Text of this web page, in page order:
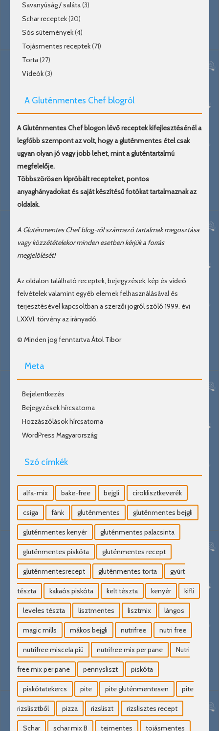
Savanyúság / saláta(3)
Schar receptek(20)
Sós sütemények(4)
Tojásmentes receptek(71)
Torta(27)
Videók(3)
A Gluténmentes Chef blogról
A Gluténmentes Chef blogon lévő receptek kifejlesztésénél a
legfőbb szempont az volt, hogy a gluténmentes étel csak
ugyan olyan jó vagy jobb lehet, mint a gluténtartalmú
megfelelője.
Többszörösen kipróbált recepteket, pontos
anyaghányadokat és saját készítésű fotókat tartalmaznak az
oldalak.
A Gluténmentes Chef blog-ról származó tartalmak megosztása
vagy közzétételekor minden esetben kérjük a forrás
megjelölését!
Az oldalon található receptek, bejegyzések, kép és videó
felvételek valamint egyéb elemek felhasználásával és
terjesztésével kapcsoltban a szerzői jogról szóló 1999. évi
LXXVI. törvény az irányadó.
© Minden jog fenntartva Átol Tibor
Meta
Bejelentkezés
Bejegyzések hírcsatorna
Hozzászólások hírcsatorna
WordPress Magyarország
Szó címkék
alfa-mix bake-free bejgli ciroklisztkeverék
csiga fánk gluténmentes gluténmentes bejgli
gluténmentes kenyér gluténmentes palacsinta
gluténmentes piskóta gluténmentes recept
gluténmentesrecept gluténmentes torta gyúrt
tészta kakaós piskóta kelt tészta kenyér kifli
leveles tészta lisztmentes lisztmix lángos
magic mills mákos bejgli nutrifree nutri free
nutrifree miscela piú nutrifree mix per pane Nutri
free mix per pane pennysliszt piskóta
piskótatekercs pite pite gluténmentesen pite
rizslisztből pizza rizsliszt rizslisztes recept
Schar schar mix B tejmentes tojásmentes